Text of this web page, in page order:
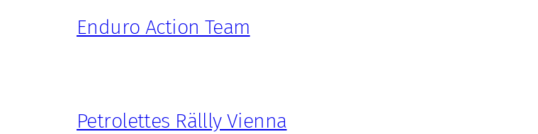
Enduro Action Team
Petrolettes Rällly Vienna